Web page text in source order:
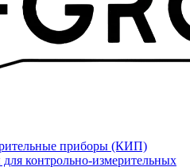
приборы (КИП)
контрольно-измерительных